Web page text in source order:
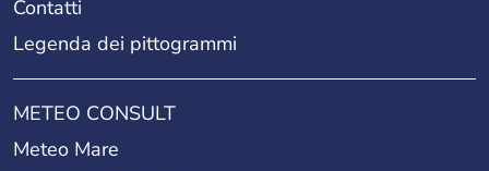
Contatti
Legenda dei pittogrammi
METEO CONSULT
Meteo Mare